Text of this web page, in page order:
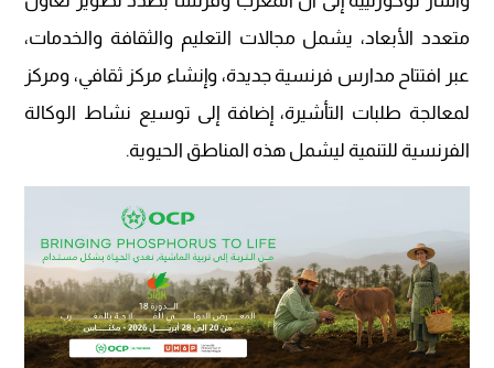
متعدد الأبعاد، يشمل مجالات التعليم والثقافة والخدمات،
عبر افتتاح مدارس فرنسية جديدة، وإنشاء مركز ثقافي، ومركز
لمعالجة طلبات التأشيرة، إضافة إلى توسيع نشاط الوكالة
الفرنسية للتنمية ليشمل هذه المناطق الحيوية.